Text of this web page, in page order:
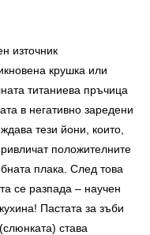
източник
крушка или
титаниева пръчица
в негативно заредени
тези йони, които,
положителните
плака. След това
се разпада – научен
Пастата за зъби
става